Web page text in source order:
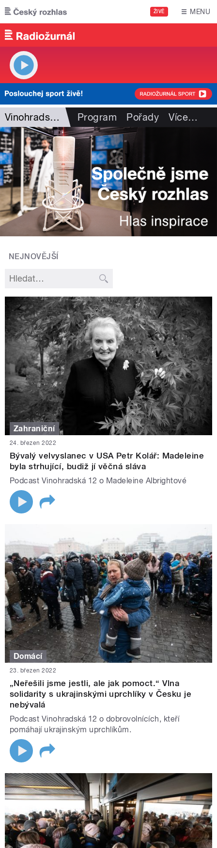
Přejít k hlavnímu obsahu
ŽIVĚ MENU
Vinohradská 12 Program Pořady Více…
NEJNOVĚJŠÍ
Zahraniční
24. březen 2022
Bývalý velvyslanec v USA Petr Kolář: Madeleine
byla strhující, budiž jí věčná sláva
Podcast Vinohradská 12 o Madeleine Albrightové
Domácí
23. březen 2022
„Neřešili jsme jestli, ale jak pomoct.“ Vlna
solidarity s ukrajinskými uprchlíky v Česku je
nebývalá
Podcast Vinohradská 12 o dobrovolnících, kteří
pomáhají ukrajinským uprchlíkům.